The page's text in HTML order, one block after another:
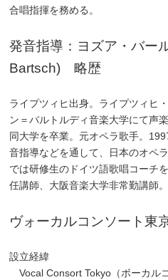
合唱指揮を務める。
発音指導：ヨズア・バー
Bartsch) 略歴
ライプツィヒ出身。ライプツィヒ
ン＝バルトルディ音楽大学にて声
同大学を卒業。元オペラ歌手。
音指導などを通して、日本のオペ
では研修生のドイツ語歌唱コーチ
任講師、大阪音楽大学非常勤講師。
ヴォーカルコンソート東
設立経緯
Vocal Consort Tokyo（ボーカル